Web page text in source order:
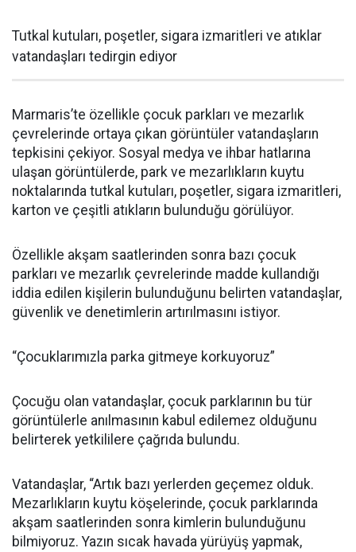
Tutkal kutuları, poşetler, sigara izmaritleri ve atıklar
vatandaşları tedirgin ediyor
Marmaris’te özellikle çocuk parkları ve mezarlık
çevrelerinde ortaya çıkan görüntüler vatandaşların
tepkisini çekiyor. Sosyal medya ve ihbar hatlarına
ulaşan görüntülerde, park ve mezarlıkların kuytu
noktalarında tutkal kutuları, poşetler, sigara izmaritleri,
karton ve çeşitli atıkların bulunduğu görülüyor.
Özellikle akşam saatlerinden sonra bazı çocuk
parkları ve mezarlık çevrelerinde madde kullandığı
iddia edilen kişilerin bulunduğunu belirten vatandaşlar,
güvenlik ve denetimlerin artırılmasını istiyor.
“Çocuklarımızla parka gitmeye korkuyoruz”
Çocuğu olan vatandaşlar, çocuk parklarının bu tür
görüntülerle anılmasının kabul edilemez olduğunu
belirterek yetkililere çağrıda bulundu.
Vatandaşlar, “Artık bazı yerlerden geçemez olduk.
Mezarlıkların kuytu köşelerinde, çocuk parklarında
akşam saatlerinden sonra kimlerin bulunduğunu
bilmiyoruz. Yazın sıcak havada yürüyüş yapmak,